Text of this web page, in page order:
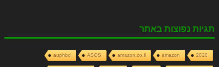
תגיות נפוצות באתר
2020
amazon
amazon.co.il
ASOS
auphbd